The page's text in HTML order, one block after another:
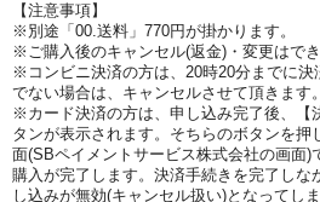
【注意事項】
※別途「00.送料」770円が掛かります。
※ご購入後のキャンセル(返金)・変更はでき
※コンビニ決済の方は、20時20分までに決
でない場合は、キャンセルさせて頂きます。
※カード決済の方は、申し込み完了後、【
タンが表示されます。そちらのボタンを押
面(SBペイメントサービス株式会社の画面)
購入が完了します。決済手続きを完了しな
し込みが無効(キャンセル扱い)となってし